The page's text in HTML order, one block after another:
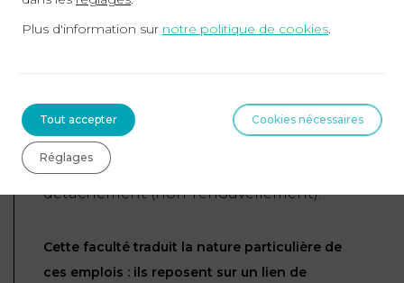
Elle peut intervenir :
À tout moment, sous réserve de
certaines limites temporelles ;
Ou à l’échéance normale du
détachement (non-renouvellement).
Cette faculté traduit la nature particulière de
ces emplois : ils reposent sur un lien de
Plus d'information sur notre politique de cookies
Tout accepter Cookies nécessaires
Réglages